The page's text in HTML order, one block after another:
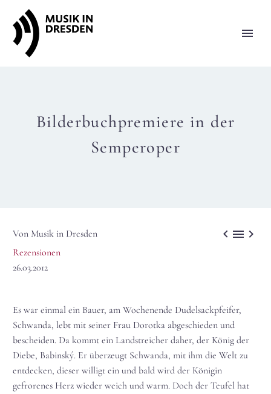
Bilderbuchpremiere in der
Semperoper
  
Von Musik in Dresden
Rezensionen
26.03.2012
Es war einmal ein Bauer, am Wochenende Dudelsackpfeifer,
Schwanda, lebt mit seiner Frau Dorotka abgeschieden und
bescheiden. Da kommt ein Landstreicher daher, der König der
Diebe, Babinský. Er überzeugt Schwanda, mit ihm die Welt zu
entdecken, dieser willigt ein und bald wird der Königin
gefrorenes Herz wieder weich und warm. Doch der Teufel hat